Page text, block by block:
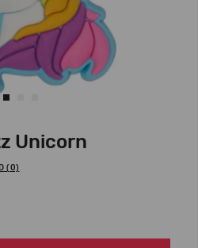
Unicorn
(0)